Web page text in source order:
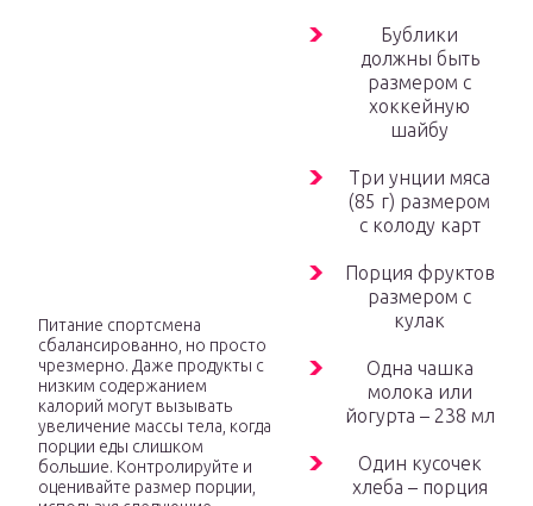
Питание спортсмена
сбалансированно, но просто
чрезмерно. Даже продукты с
низким содержанием
калорий могут вызывать
увеличение массы тела, когда
порции еды слишком
большие. Контролируйте и
оценивайте размер порции,
Бублики
должны быть
размером с
хоккейную
шайбу
Три унции мяса
(85 г) размером
с колоду карт
Порция фруктов
размером с
кулак
Одна чашка
молока или
йогурта – 238 мл
Один кусочек
хлеба – порция